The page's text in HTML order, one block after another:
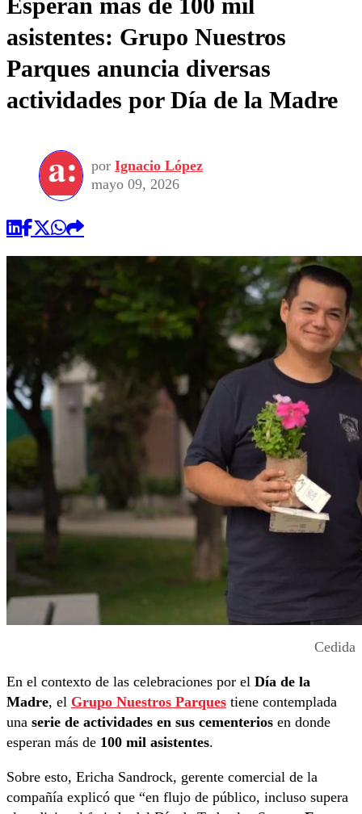
asistentes: Grupo Nuestros
Parques anuncia diversas
actividades por Día de la Madre
por Ignacio López
mayo 09, 2026
Cedida
En el contexto de las celebraciones por el Día de la
Madre, el Grupo Nuestros Parques tiene contemplada
una serie de actividades en sus cementerios en donde
esperan más de 100 mil asistentes.
Sobre esto, Ericha Sandrock, gerente comercial de la
compañía explicó que “en flujo de público, incluso supera